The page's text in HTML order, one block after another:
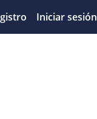
Iniciar sesión